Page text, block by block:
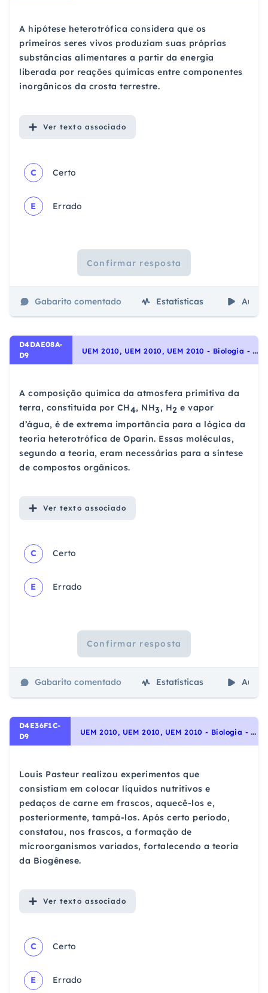
A hipótese heterotrófica considera que os
primeiros seres vivos produziam suas próprias
substâncias alimentares a partir da energia
liberada por reações químicas entre componentes
inorgânicos da crosta terrestre.
Ver texto associado
C Certo
E Errado
Confirmar resposta
Gabarito comentado Estatísticas Aulas
D4DAE08A-
D9
U
EM 2010, UEM 2010, UEM 2010 - Biologia - A origem da vida na Terra, Origem e evolução da vida
A composição química da atmosfera primitiva da
terra, constituída por CH4, NH3, H2 e vapor
d’água, é de extrema importância para a lógica da
teoria heterotrófica de Oparin. Essas moléculas,
segundo a teoria, eram necessárias para a síntese
de compostos orgânicos.
Ver texto associado
C Certo
E Errado
Confirmar resposta
Gabarito comentado Estatísticas Aulas
D4E36F1C-
D9
U
EM 2010, UEM 2010, UEM 2010 - Biologia - A origem da vida na Terra, Origem e evolução da vida
Louis Pasteur realizou experimentos que
consistiam em colocar líquidos nutritivos e
pedaços de carne em frascos, aquecê-los e,
posteriormente, tampá-los. Após certo período,
constatou, nos frascos, a formação de
microorganismos variados, fortalecendo a teoria
da Biogênese.
Ver texto associado
C Certo
E Errado